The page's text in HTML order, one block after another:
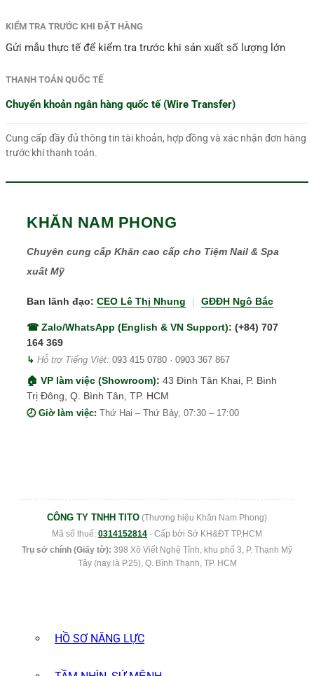
KIỂM TRA TRƯỚC KHI ĐẶT HÀNG
Gửi mẫu thực tế để kiểm tra trước khi sản xuất số lượng lớn
THANH TOÁN QUỐC TẾ
Chuyển khoản ngân hàng quốc tế (Wire Transfer)
Cung cấp đầy đủ thông tin tài khoản, hợp đồng và xác nhận đơn hàng
trước khi thanh toán.
KHĂN NAM PHONG
Chuyên cung cấp Khăn cao cấp cho Tiệm Nail & Spa
xuất Mỹ
Ban lãnh đạo: CEO Lê Thị Nhung | GĐĐH Ngô Bắc
☎ Zalo/WhatsApp (English & VN Support): (+84) 707
164 369
↳ Hỗ trợ Tiếng Việt: 093 415 0780 · 0903 367 867
🏠 VP làm việc (Showroom): 43 Đình Tân Khai, P. Bình
Trị Đông, Q. Bình Tân, TP. HCM
🕗 Giờ làm việc: Thứ Hai – Thứ Bảy, 07:30 – 17:00
CÔNG TY TNHH TITO (Thương hiệu Khăn Nam Phong)
Mã số thuế: 0314152814 - Cấp bởi Sở KH&ĐT TP.HCM
Trụ sở chính (Giấy tờ): 398 Xô Viết Nghệ Tĩnh, khu phố 3, P. Thạnh Mỹ
Tây (nay là P.25), Q. Bình Thạnh, TP. HCM
HỒ SƠ NĂNG LỰC